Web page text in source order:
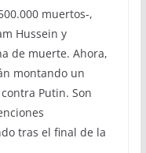
muertos-,
Hussein y
de muerte. Ahora,
montando un
Putin. Son
tras el final de la